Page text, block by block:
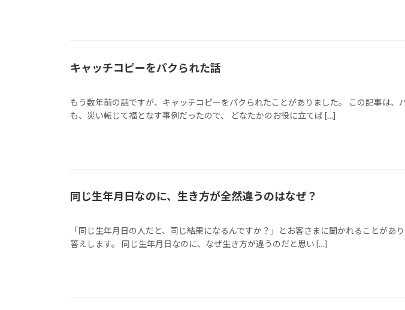
キャッチコピーをパクられた話
もう数年前の話ですが、キャッチコピーをパクられたことがありました。 この記事は
も、災い転じて福となす事例だったので、 どなたかのお役に立てば […]
同じ生年月日なのに、生き方が全然違うのはなぜ？
「同じ生年月日の人だと、同じ結果になるんですか？」とお客さまに聞かれることが
答えします。 同じ生年月日なのに、なぜ生き方が違うのだと思い […]